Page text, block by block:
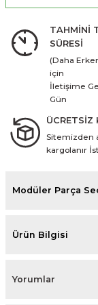
TAHMİNİ
SÜRESİ
(Daha
için
İletişime
Gün
ÜCRETSİZ
Sitemizden
kargolanır
Modüler Parça
Ürün Bilgisi
Yorumlar